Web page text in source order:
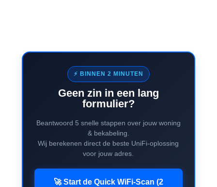
⚡ BINNEN 2 MINUTEN
Geen zin in een lang
formulier?
Beantwoord 5 snelle stappen over jouw woning
& bekabeling.
Wij berekenen direct de beste UniFi-oplossing
voor jouw adres.
🚀 Start de Quick WiFi-Scan (2